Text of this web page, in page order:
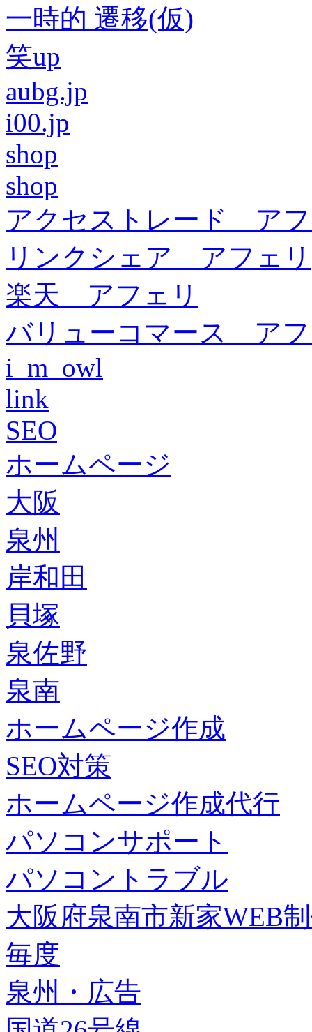
一時的 遷移(仮)
笑up
aubg.jp
i00.jp
shop
shop
アクセストレード ア
リンクシェア アフェリ
楽天 アフェリ
バリューコマース ア
i_m_owl
link
SEO
ホームページ
大阪
泉州
岸和田
貝塚
泉佐野
泉南
ホームページ作成
SEO対策
ホームページ作成代行
パソコンサポート
パソコントラブル
大阪府泉南市新家WEB
毎度
泉州・広告